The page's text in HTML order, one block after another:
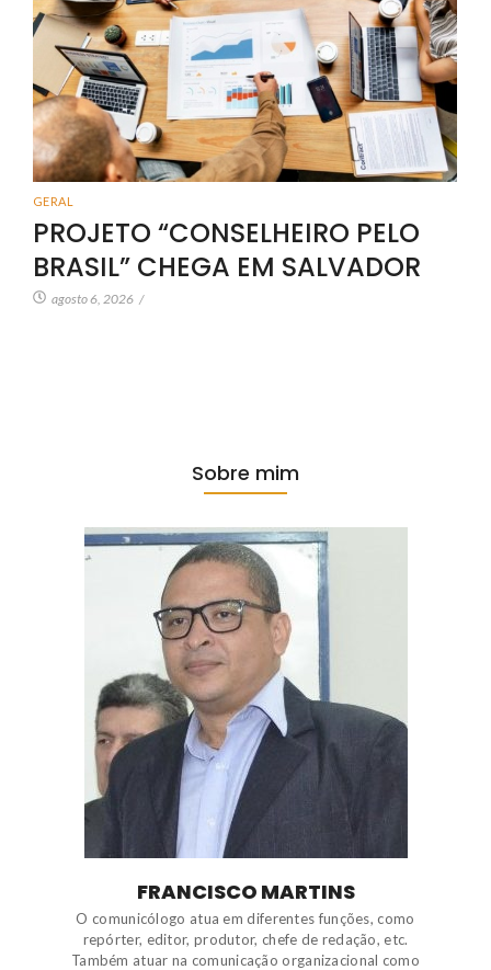
GERAL
PROJETO “CONSELHEIRO PELO
BRASIL” CHEGA EM SALVADOR
agosto 6, 2026 /
Sobre mim
FRANCISCO MARTINS
O comunicólogo atua em diferentes funções, como
repórter, editor, produtor, chefe de redação, etc.
Também atuar na comunicação organizacional como